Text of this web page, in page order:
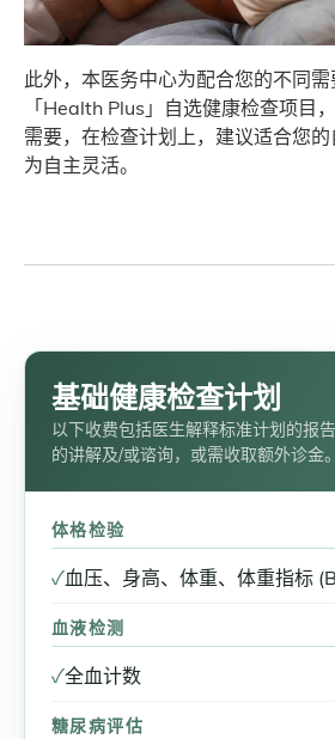
此外，本医务中心为配合您的不同
「Health Plus」自选健康检查项目
需要，在检查计划上，建议适合您
为自主灵活。
基础健康检查计划
以下收费包括医生解释标准计划的报
的讲解及/或谘询，或需收取额外诊金。
体格检验
✓血压、身高、体重、体重指标
血液检测
✓全血计数
糖尿病评估